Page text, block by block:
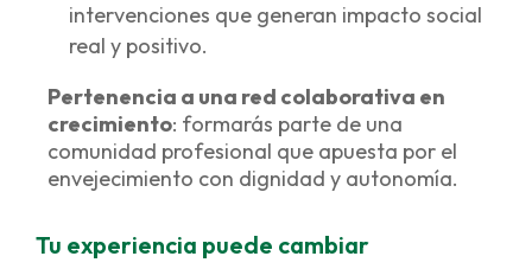
intervenciones que generan impacto social
real y positivo.
Pertenencia a una red colaborativa en
crecimiento: formarás parte de una
comunidad profesional que apuesta por el
envejecimiento con dignidad y autonomía.
Tu experiencia puede cambiar